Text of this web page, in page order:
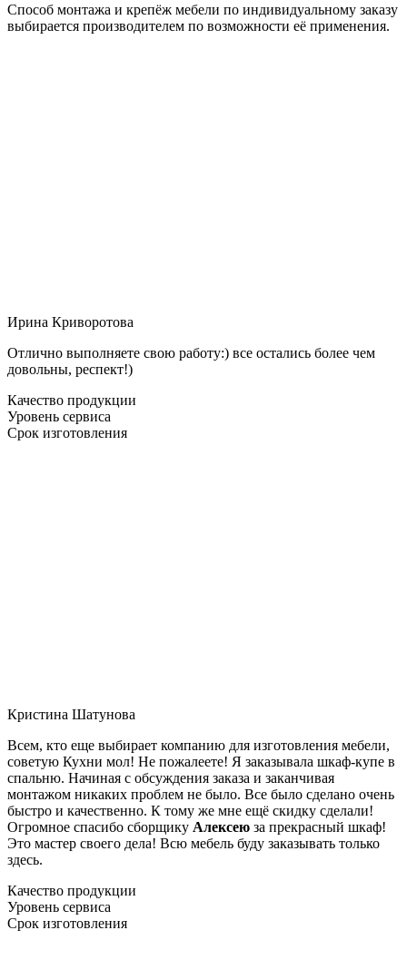
Способ монтажа и крепёж мебели по индивидуальному заказу
выбирается производителем по возможности её применения.
Ирина Криворотова
Отлично выполняете свою работу:) все остались более чем
довольны, респект!)
Качество продукции
Уровень сервиса
Срок изготовления
Кристина Шатунова
Всем, кто еще выбирает компанию для изготовления мебели,
советую Кухни мол! Не пожалеете! Я заказывала шкаф-купе в
спальню. Начиная с обсуждения заказа и заканчивая
монтажом никаких проблем не было. Все было сделано очень
быстро и качественно. К тому же мне ещё скидку сделали!
Огромное спасибо сборщику Алексею за прекрасный шкаф!
Это мастер своего дела! Всю мебель буду заказывать только
здесь.
Качество продукции
Уровень сервиса
Срок изготовления